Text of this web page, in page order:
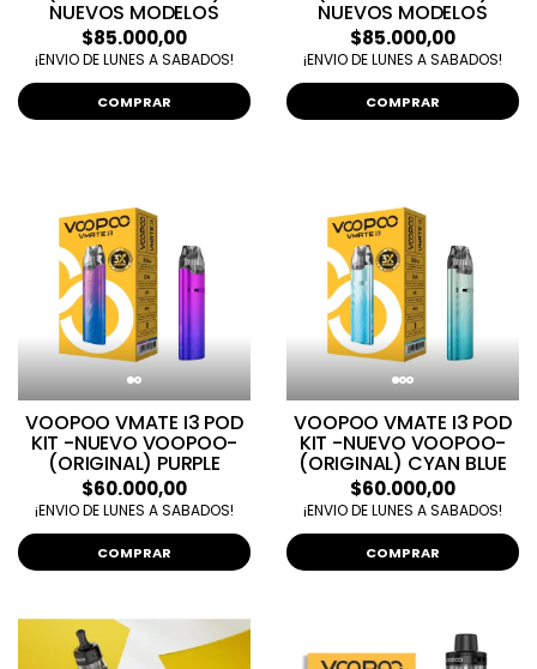
NUEVOS MODELOS
$85.000,00
¡ENVIO DE LUNES A SABADOS!
COMPRAR
NUEVOS MODELOS
$85.000,00
¡ENVIO DE LUNES A SABADOS!
COMPRAR
VOOPOO VMATE I3 POD
KIT -NUEVO VOOPOO-
(ORIGINAL) PURPLE
$60.000,00
¡ENVIO DE LUNES A SABADOS!
COMPRAR
VOOPOO VMATE I3 POD
KIT -NUEVO VOOPOO-
(ORIGINAL) CYAN BLUE
$60.000,00
¡ENVIO DE LUNES A SABADOS!
COMPRAR